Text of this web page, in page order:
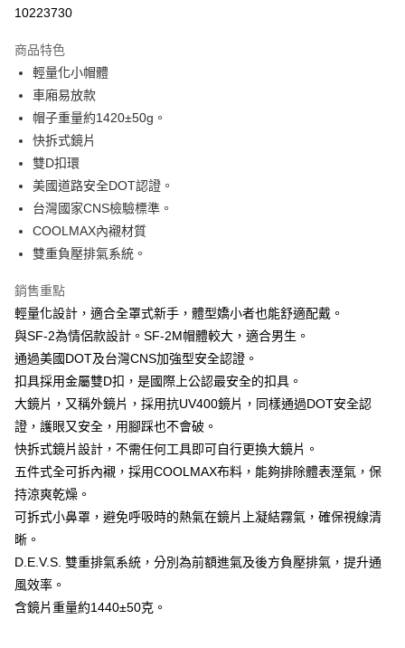
上海商業儲蓄銀行
臺灣中小企業銀行
匯豐（台灣）商業銀行
聯邦商業銀行
元大商業銀行
玉山商業銀行
台灣樂天信用卡公司
LINE Pay
Apple Pay
街口支付
悠遊付
Google Pay
全盈+PAY
相關說明
2.付款方式選擇「大哥付你分期」，訂單成立後會自動跳轉到大哥付的交易
流程，驗證手機門號後，選擇欲分期的期數、繳款截止日，確認付款後即完
成交易。
3.實際核准額度、可分期數及費用金額請依後續交易確認頁面所載為準。
4.訂單成立30分鐘內，如未前往確認交易或遇審核未通過，訂單將自動取
消。如遇「轉專審核」未通過狀況，表示未達大哥付你分期系統評分，恕無
法說明評估內容。
【繳款方式說明】
1.分期款項不併入電信帳單，「大哥付你分期」於每月結算日後寄送繳費提
醒簡訊。
帳／街口支付／iPASS MONEY」等通路繳費。
【注意事項】
1.本服務係由「台灣大哥大股份有限公司」（以下簡稱本公司）所提供，讓
用戶於交易時，得透過本服務購買商品或服務，並由商店將買賣／分期付款
買賣價金債權讓與本公司後，依約使用本公司帳單繳交帳款。
資料（包含姓名、電話或地址）提供予台灣大哥大進項蒐集、處理及利用，
由本公司與您本人進行分期帳單所需資料之確認、核對及更正。
相關說明
【關於「AFTEE先享後付」】
AFTEE先享後付是「在收到商品之後才付款」的支付方式。 讓您購物簡單
便利好安心！
２．便利：只要手機號碼，簡訊認證，即可結帳。
３．安心：先確認商品／服務後，再付款。
【「AFTEE先享後付」結帳流程】
１．於結帳方式選擇「AFTEE先享後付」後，將跳轉至「AFTEE先享後付」
結帳頁面，進行簡訊認證並確認金額後，即可完成結帳。
３．收到繳費通知簡訊後14天內，點擊此簡訊中的連結，可透過四大超商／
ATM／網路銀行／等多元方式進行付款，方視為交易完成。
※ 請注意：結帳手續完成當下不需立刻繳費，但若您需要取消訂單，請聯絡
購買商品的店家。未經商家同意取消之訂單仍視為有效，需透過AFTEE先享
後付繳納相關費用。
※ 交易是否成功請以「AFTEE先享後付 」之結帳頁面顯示為準，若有關於
客戶支援中心」https://netprotections.freshdesk.com/support/home
ATM付款
運送方式
全家取貨付款
每筆NT$80，滿NT$1,999(含以上)免運費
付款後全家取貨
每筆NT$80，滿NT$1,999(含以上)免運費
7-11取貨付款
每筆NT$80，滿NT$1,999(含以上)免運費
付款後7-11取貨
每筆NT$80，滿NT$1,999(含以上)免運費
10223730
商品特色
輕量化小帽體
車廂易放款
帽子重量約1420±50g。
快拆式鏡片
雙D扣環
美國道路安全DOT認證。
台灣國家CNS檢驗標準。
COOLMAX內襯材質
雙重負壓排氣系統。
銷售重點
輕量化設計，適合全罩式新手，體型嬌小者也能舒適配戴。
與SF-2為情侶款設計。SF-2M帽體較大，適合男生。
通過美國DOT及台灣CNS加強型安全認證。
扣具採用金屬雙D扣，是國際上公認最安全的扣具。
大鏡片，又稱外鏡片，採用抗UV400鏡片，同樣通過DOT安全認
證，護眼又安全，用腳踩也不會破。
快拆式鏡片設計，不需任何工具即可自行更換大鏡片。
五件式全可拆內襯，採用COOLMAX布料，能夠排除體表溼氣，保
持涼爽乾燥。
可拆式小鼻罩，避免呼吸時的熱氣在鏡片上凝結霧氣，確保視線清
晰。
D.E.V.S. 雙重排氣系統，分別為前額進氣及後方負壓排氣，提升通
風效率。
含鏡片重量約1440±50克。